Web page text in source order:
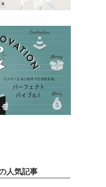
人気記事